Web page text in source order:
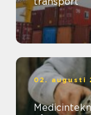
02. augusti